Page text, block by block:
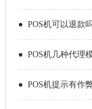
● POS机可以退款
● POS机几种代理
● POS机提示有作